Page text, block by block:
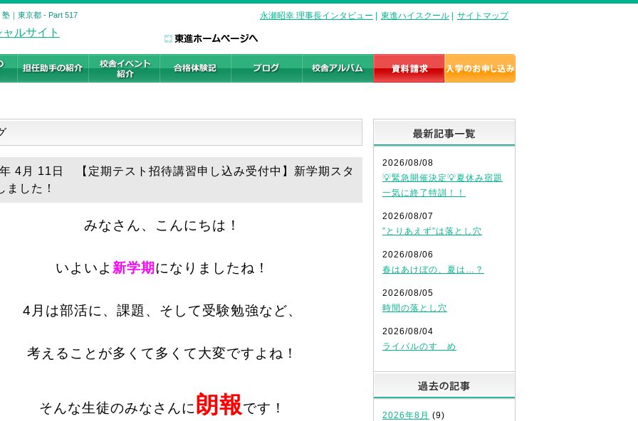
｜東京都 - Part 517 永瀬昭幸 理事長インタビュー 東進ハイスクール サイトマップ
4月 11日 【定期テスト招待講習申し込み受付中】新学期スタ
ました！
みなさん、こんにちは！
いよいよ 新学期になりましたね！
4月は部活に、課題、そして受験勉強など、
考えることが多くて多くて大変ですよね！
そんな生徒のみなさんに 朗報です！
2026/08/08
💡緊急開催決定💡夏休み宿題
一気に終了特訓！！
2026/08/07
”とりあえず”は落とし穴
2026/08/06
春はあけぼの、夏は…？
2026/08/05
時間の落とし穴
2026/08/04
ライバルのすゝめ
2026年8月 (9)